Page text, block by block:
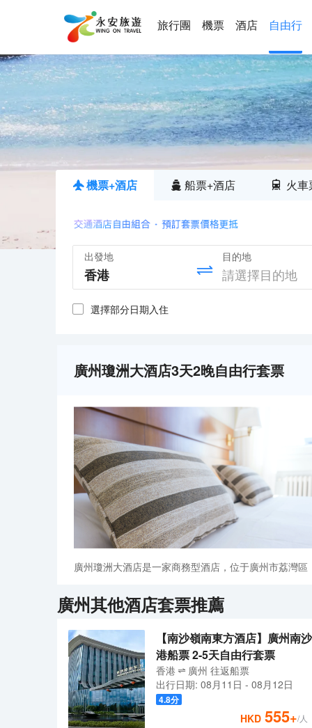
旅行團 機票 酒店 自由行
機票+酒店 船票+酒店 火車
出發地 目的地
選擇部分日期入住
廣州瓊洲大酒店3天2晚自由行套票
廣州瓊洲大酒店是一家商務型酒店，位于廣州市荔灣區
廣州其他酒店套票推薦
【南沙嶺南東方酒店】廣州南沙
港船票 2-5天自由行套票
香港 廣州 往返船票
出行日期: 08月11日 - 08月12日
4.8分
HKD 555+/人